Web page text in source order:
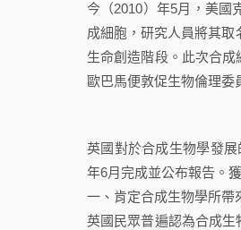
今（2010）年5月，美國
成細胞，研究人員將其取
生命創造階段。此次合
歐巴馬便敦促生物倫理委
英國對於合成生物學發
年6月完成並公布報告。
一、肯定合成生物學所帶
英國民眾普遍認為合成